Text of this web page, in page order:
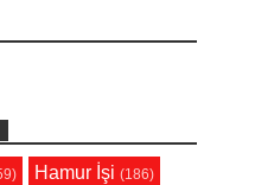
Hamur İşi (186)